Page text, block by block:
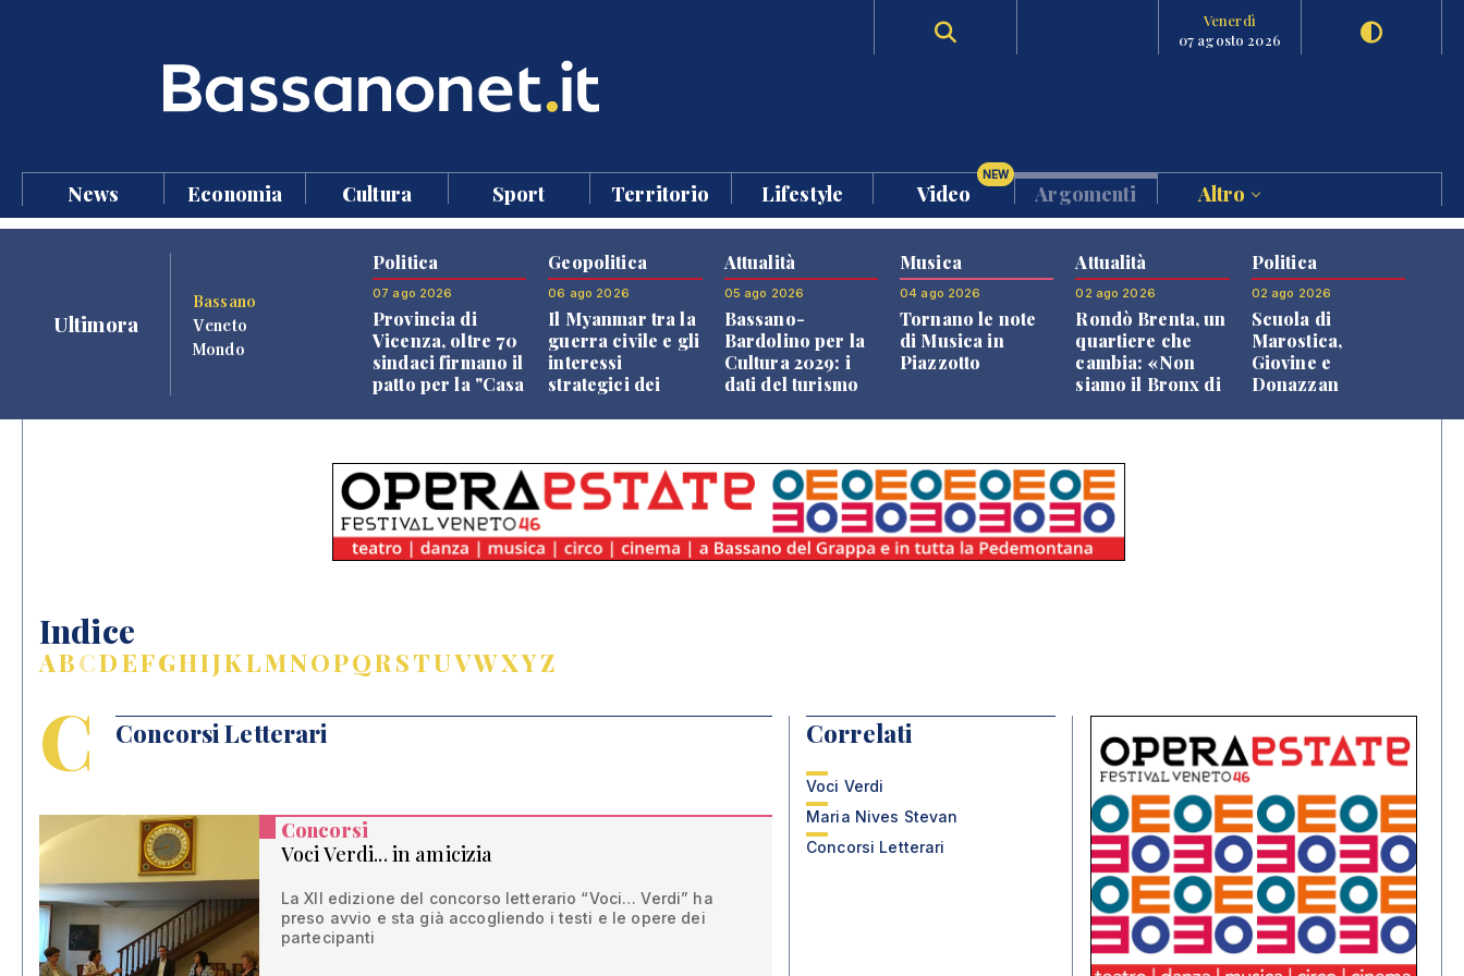
Venerdì
07 agosto 2026
News Economia Cultura Sport Territorio Lifestyle Video
NEW
Argomenti Altro
Ultimora
Bassano
Veneto
Mondo
Politica
07 ago 2026
Provincia di
Vicenza, oltre 70
sindaci firmano il
patto per la "Casa
Geopolitica
06 ago 2026
Il Myanmar tra la
guerra civile e gli
interessi
strategici dei
Attualità
05 ago 2026
Bassano-
Bardolino per la
Cultura 2029: i
dati del turismo
Musica
04 ago 2026
Tornano le note
di Musica in
Piazzotto
Attualità
02 ago 2026
Rondò Brenta, un
quartiere che
cambia: «Non
siamo il Bronx di
Politica
02 ago 2026
Scuola di
Marostica,
Giovine e
Donazzan
Indice
ABCDEFGHIJKLMNOPQRSTUVWXYZ
C Concorsi Letterari
Concorsi
Voci Verdi... in amicizia
La XII edizione del concorso letterario “Voci… Verdi” ha
preso avvio e sta già accogliendo i testi e le opere dei
partecipanti
Correlati
Voci Verdi
Maria Nives Stevan
Concorsi Letterari